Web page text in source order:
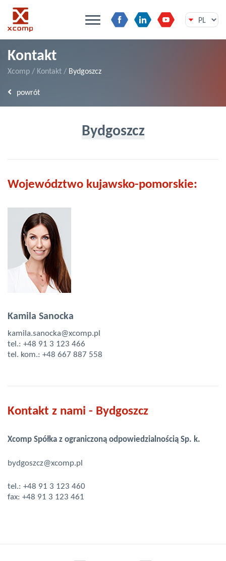
treści
Kontakt
Xcomp / Kontakt / Bydgoszcz
powrót
Bydgoszcz
Województwo kujawsko-pomorskie:
Kamila Sanocka
kamila.sanocka@xcomp.pl
tel.: +48 91 3 123 466
tel. kom.: +48 667 887 558
Kontakt z nami - Bydgoszcz
Xcomp Spółka z ograniczoną odpowiedzialnością Sp. k.
bydgoszcz@xcomp.pl
tel.: +48 91 3 123 460
fax: +48 91 3 123 461